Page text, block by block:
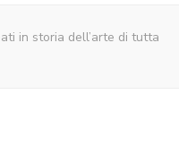
in storia dell’arte di tutta